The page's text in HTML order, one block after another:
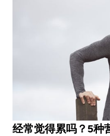
经常觉得累吗？5种